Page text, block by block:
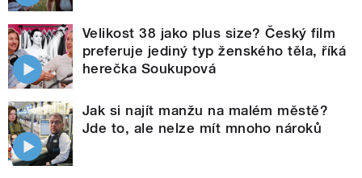
Velikost 38 jako plus size? Český film
preferuje jediný typ ženského těla, říká
herečka Soukupová
Jak si najít manžu na malém městě?
Jde to, ale nelze mít mnoho nároků